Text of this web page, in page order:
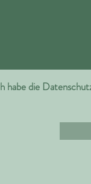
habe die